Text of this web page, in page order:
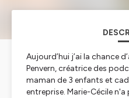
Aujourd’hui j’ai la chance
Penvern, créatrice des
maman de 3 enfants et
entreprise. Marie-Cécile